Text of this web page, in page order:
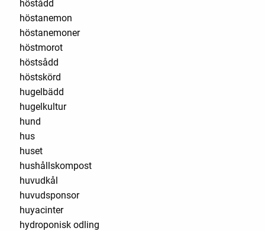
höstådd
höstanemon
höstanemoner
höstmorot
höstsådd
höstskörd
hugelbädd
hugelkultur
hund
hus
huset
hushållskompost
huvudkål
huvudsponsor
huyacinter
hydroponisk odling